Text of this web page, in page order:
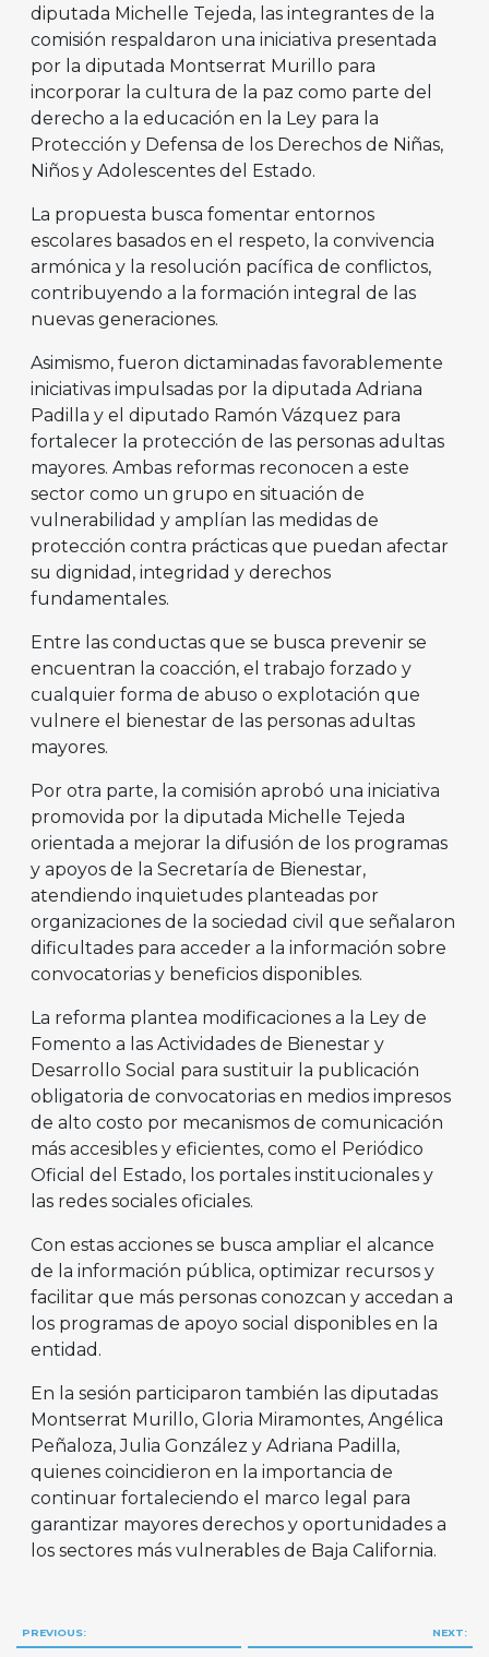
diputada Michelle Tejeda, las integrantes de la
comisión respaldaron una iniciativa presentada
por la diputada Montserrat Murillo para
incorporar la cultura de la paz como parte del
derecho a la educación en la Ley para la
Protección y Defensa de los Derechos de Niñas,
Niños y Adolescentes del Estado.
La propuesta busca fomentar entornos
escolares basados en el respeto, la convivencia
armónica y la resolución pacífica de conflictos,
contribuyendo a la formación integral de las
nuevas generaciones.
Asimismo, fueron dictaminadas favorablemente
iniciativas impulsadas por la diputada Adriana
Padilla y el diputado Ramón Vázquez para
fortalecer la protección de las personas adultas
mayores. Ambas reformas reconocen a este
sector como un grupo en situación de
vulnerabilidad y amplían las medidas de
protección contra prácticas que puedan afectar
su dignidad, integridad y derechos
fundamentales.
Entre las conductas que se busca prevenir se
encuentran la coacción, el trabajo forzado y
cualquier forma de abuso o explotación que
vulnere el bienestar de las personas adultas
mayores.
Por otra parte, la comisión aprobó una iniciativa
promovida por la diputada Michelle Tejeda
orientada a mejorar la difusión de los programas
y apoyos de la Secretaría de Bienestar,
atendiendo inquietudes planteadas por
organizaciones de la sociedad civil que señalaron
dificultades para acceder a la información sobre
convocatorias y beneficios disponibles.
La reforma plantea modificaciones a la Ley de
Fomento a las Actividades de Bienestar y
Desarrollo Social para sustituir la publicación
obligatoria de convocatorias en medios impresos
de alto costo por mecanismos de comunicación
más accesibles y eficientes, como el Periódico
Oficial del Estado, los portales institucionales y
las redes sociales oficiales.
Con estas acciones se busca ampliar el alcance
de la información pública, optimizar recursos y
facilitar que más personas conozcan y accedan a
los programas de apoyo social disponibles en la
entidad.
En la sesión participaron también las diputadas
Montserrat Murillo, Gloria Miramontes, Angélica
Peñaloza, Julia González y Adriana Padilla,
quienes coincidieron en la importancia de
continuar fortaleciendo el marco legal para
garantizar mayores derechos y oportunidades a
los sectores más vulnerables de Baja California.
Navegación
PREVIOUS: NEXT: